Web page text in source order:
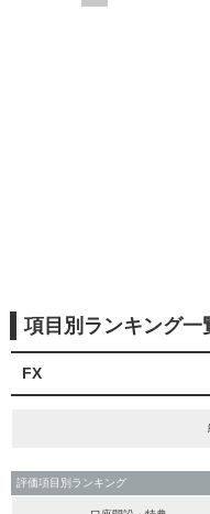
項目別ランキング一
FX
評価項目別ランキング